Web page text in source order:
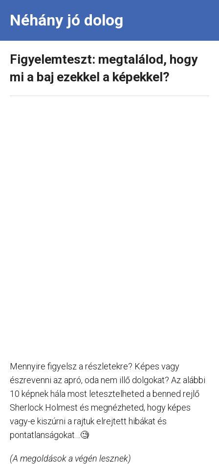
Néhány jó dolog
Figyelemteszt: megtalálod, hogy
mi a baj ezekkel a képekkel?
Mennyire figyelsz a részletekre? Képes vagy
észrevenni az apró, oda nem illő dolgokat? Az alábbi
10 képnek hála most letesztelheted a benned rejlő
Sherlock Holmest és megnézheted, hogy képes
vagy-e kiszúrni a rajtuk elrejtett hibákat és
pontatlanságokat…🧐
(A megoldások a végén lesznek)